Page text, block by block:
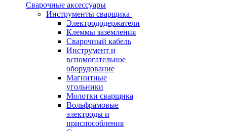
Сварочные аксессуары
Инструменты сварщика
Электрододержатели
Клеммы заземления
Сварочный кабель
Инструмент и
вспомогательное
оборудование
Магнитные
угольники
Молотки сварщика
Вольфрамовые
электроды и
приспособления